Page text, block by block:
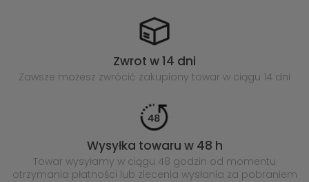
Zwrot w 14 dni
Zawsze możesz zwrócić zakupiony towar w ciągu 14 dni
Wysyłka towaru w 48 h
Towar wysyłamy w ciągu 48 godzin od momentu
otrzymania płatności lub zlecenia wysłania za pobraniem